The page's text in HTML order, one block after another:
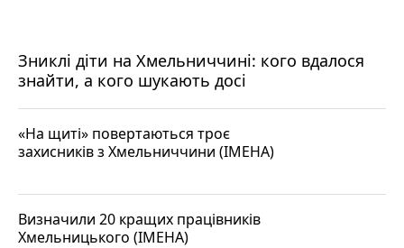
Зниклі діти на Хмельниччині: кого вдалося
знайти, а кого шукають досі
«На щиті» повертаються троє
захисників з Хмельниччини (ІМЕНА)
Визначили 20 кращих працівників
Хмельницького (ІМЕНА)